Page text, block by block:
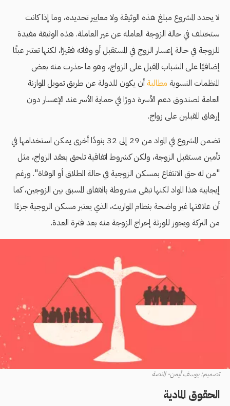
لا يحدد المشروع مبلغ هذه الوثيقة ولا معايير تحديده، وما إذا كانت
ستختلف في حالة الزوجة العاملة عن غير العاملة. هذه الوثيقة مفيدة
للزوجة في حالة إعسار الزوج في المستقبل أو وفاته فقيرًا، لكنها تعتبر عبئًا
إضافيًا على الشباب المقبل على الزواج، وهو ما حذرت منه بعض
المنظمات النسوية مطالبة أن يكون للدولة عن طريق تمويل الموازنة
العامة لصندوق دعم الأسرة دورًا في حماية الأسر عند الإعسار دون
إرهاق المقبلين على زواج.
تضمن المشروع في المواد من 29 إلى 32 بنودًا أخرى يمكن استخدامها في
تأمين مستقبل الزوجة، ولكن كشروط اتفاقية تلحق بعقد الزواج، مثل
"من له حق الانتفاع بمسكن الزوجية في حالة الطلاق أو الوفاة". ورغم
إيجابية هذا المواد لكنها تبقى مشروطة بالاتفاق المسبق بين الزوجين، كما
أن علاقتها غير واضحة بنظام المواريث، الذي يعتبر مسكن الزوجية جزءًا
من التركة ويجوز للورثة إخراج الزوجة منه بعد فترة العدة.
تصميم: يوسف أيمن- المنصة
الحقوق المادية